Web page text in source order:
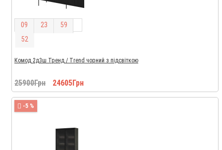
09 23 59
51
Комод 2д3ш Тренд / Trend чорний з підсвіткою
25900Грн 24605Грн
-5 %